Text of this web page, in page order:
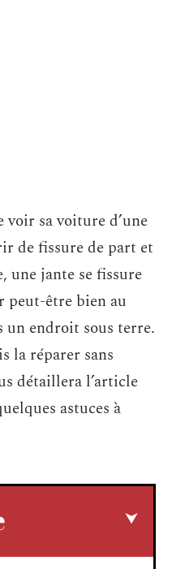
sa voiture d’une
de fissure de part et
une jante se fissure
être bien au
un endroit sous terre.
la réparer sans
détaillera l’article
astuces à